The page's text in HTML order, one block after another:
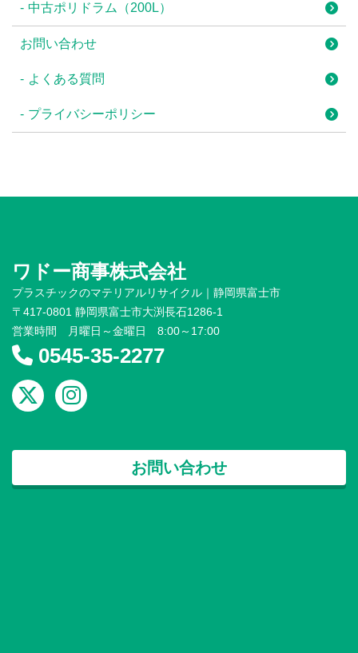
中古ポリドラム（200L）
お問い合わせ
よくある質問
プライバシーポリシー
ワドー商事株式会社
プラスチックのマテリアルリサイクル｜静岡県富士市
〒417-0801 静岡県富士市大渕長石1286-1
営業時間 月曜日～金曜日 8:00～17:00
0545-35-2277
お問い合わせ